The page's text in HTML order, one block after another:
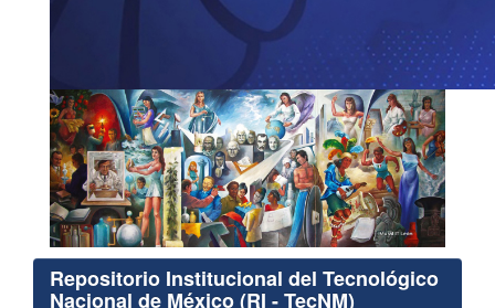
Repositorio Institucional del Tecnológico
Nacional de México (RI - TecNM)